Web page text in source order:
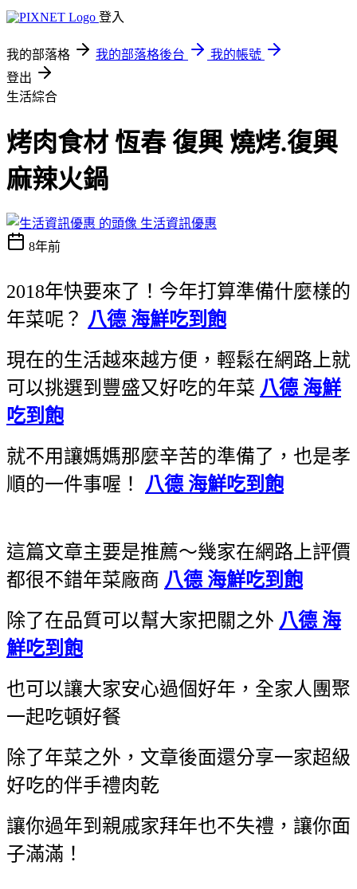
登入
我的部落格 我的部落格後台
我的帳號
登出
生活綜合
烤肉食材 恆春 復興 燒烤.復興
麻辣火鍋
生活資訊優惠
8年前
2018年快要來了！今年打算準備什麼樣的
年菜呢？ 八德 海鮮吃到飽
現在的生活越來越方便，輕鬆在網路上就
可以挑選到豐盛又好吃的年菜 八德 海鮮
吃到飽
就不用讓媽媽那麼辛苦的準備了，也是孝
順的一件事喔！
八德 海鮮吃到飽
這篇文章主要是推薦～幾家在網路上評價
都很不錯年菜廠商 八德 海鮮吃到飽
除了在品質可以幫大家把關之外 八德 海
鮮吃到飽
也可以讓大家安心過個好年，全家人團聚
一起吃頓好餐
除了年菜之外，文章後面還分享一家超級
好吃的伴手禮肉乾
讓你過年到親戚家拜年也不失禮，讓你面
子滿滿！